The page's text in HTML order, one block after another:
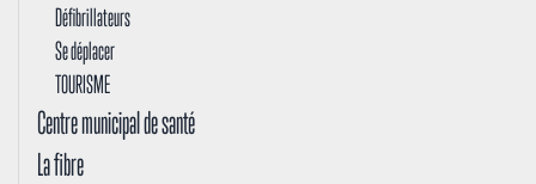
Défibrillateurs
Se déplacer
TOURISME
Centre municipal de santé
La fibre